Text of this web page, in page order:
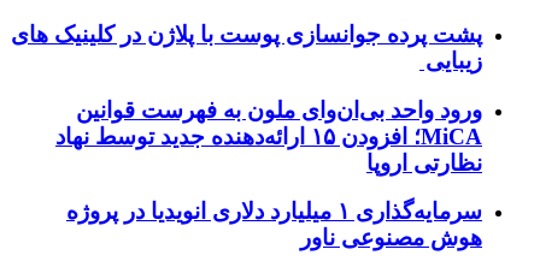
پشت پرده جوانسازی پوست با پلاژن در کلینیک های
زیبایی
ورود واحد بی‌ان‌وای ملون به فهرست قوانین
MiCA؛ افزودن ۱۵ ارائه‌دهنده جدید توسط نهاد
نظارتی اروپا
سرمایه‌گذاری ۱ میلیارد دلاری انویدیا در پروژه
هوش مصنوعی ناور